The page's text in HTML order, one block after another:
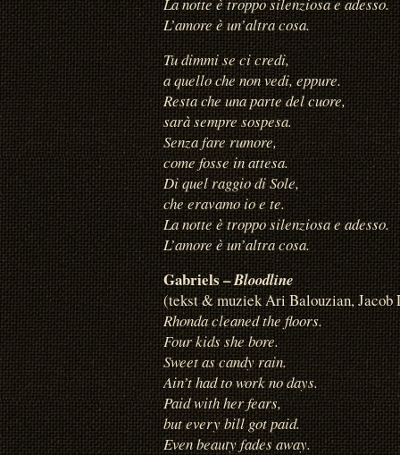
L’amore è un’altra cosa.
Tu dimmi se ci credi,
a quello che non vedi, eppure.
Resta che una parte del cuore,
sarà sempre sospesa.
Senza fare rumore,
come fosse in attesa.
Di quel raggio di Sole,
che eravamo io e te.
La notte è troppo silenziosa e adesso.
L’amore è un’altra cosa.
Gabriels –Bloodline
(tekst & muziek Ari Balouzian, Jacob
Rhonda cleaned the floors.
Four kids she bore.
Sweet as candy rain.
Ain’t had to work no days.
Paid with her fears,
but every bill got paid.
Even beauty fades away.